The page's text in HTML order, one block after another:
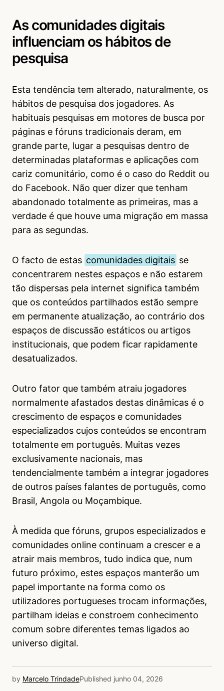
As comunidades digitais
influenciam os hábitos de
pesquisa
Esta tendência tem alterado, naturalmente, os
hábitos de pesquisa dos jogadores. As
habituais pesquisas em motores de busca por
páginas e fóruns tradicionais deram, em
grande parte, lugar a pesquisas dentro de
determinadas plataformas e aplicações com
cariz comunitário, como é o caso do Reddit ou
do Facebook. Não quer dizer que tenham
abandonado totalmente as primeiras, mas a
verdade é que houve uma migração em massa
para as segundas.
O facto de estas comunidades digitais se
concentrarem nestes espaços e não estarem
tão dispersas pela internet significa também
que os conteúdos partilhados estão sempre
em permanente atualização, ao contrário dos
espaços de discussão estáticos ou artigos
institucionais, que podem ficar rapidamente
desatualizados.
Outro fator que também atraiu jogadores
normalmente afastados destas dinâmicas é o
crescimento de espaços e comunidades
especializados cujos conteúdos se encontram
totalmente em português. Muitas vezes
exclusivamente nacionais, mas
tendencialmente também a integrar jogadores
de outros países falantes de português, como
Brasil, Angola ou Moçambique.
À medida que fóruns, grupos especializados e
comunidades online continuam a crescer e a
atrair mais membros, tudo indica que, num
futuro próximo, estes espaços manterão um
papel importante na forma como os
utilizadores portugueses trocam informações,
partilham ideias e constroem conhecimento
comum sobre diferentes temas ligados ao
universo digital.
by Marcelo TrindadePublished junho 04, 2026